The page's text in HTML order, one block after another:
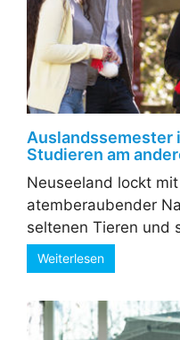
Auslandssemester
Studieren am
Neuseeland lockt
atemberaubender
seltenen Tieren und
Weiterlesen